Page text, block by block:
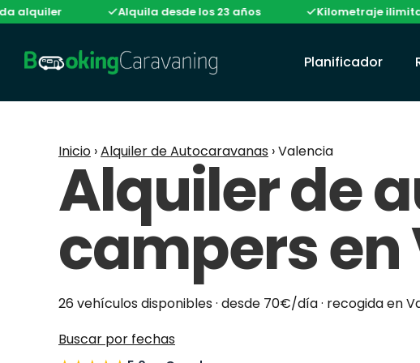
Alquila desde los 23 años Kilometraje ilimitado en
Planificador
Inicio ›Alquiler de Autocaravanas ›Valencia
Alquiler de
campers
26 vehículos disponibles · desde 70€/día · recogida en
Buscar por fechas